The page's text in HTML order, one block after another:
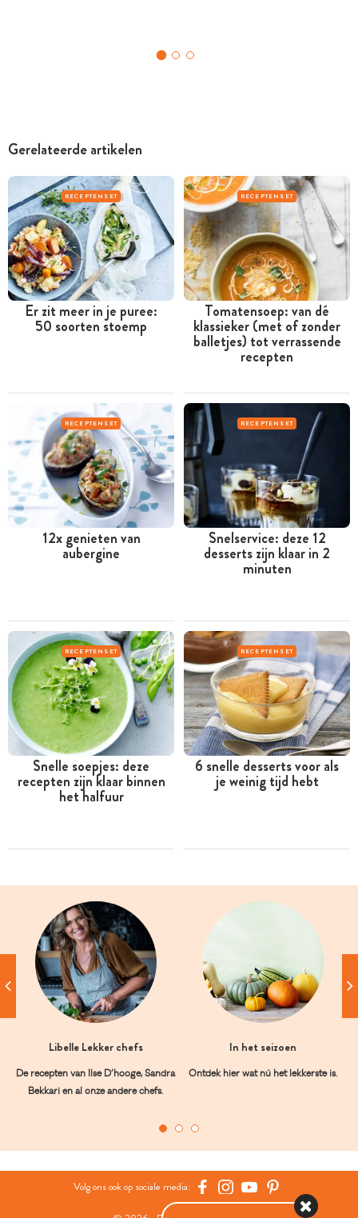
Gerelateerde artikelen
RECEPTENSET
Er zit meer in je puree:
50 soorten stoemp
RECEPTENSET
Tomatensoep: van dé
klassieker (met of zonder
balletjes) tot verrassende
recepten
RECEPTENSET
12x genieten van
aubergine
RECEPTENSET
Snelservice: deze 12
desserts zijn klaar in 2
minuten
RECEPTENSET
Snelle soepjes: deze
recepten zijn klaar binnen
het halfuur
RECEPTENSET
6 snelle desserts voor als
je weinig tijd hebt
Libelle Lekker chefs
De recepten van Ilse D’hooge, Sandra
Bekkari en al onze andere chefs.
In het seizoen
Ontdek hier wat nú het lekkerste is.
Volg ons ook op sociale media: